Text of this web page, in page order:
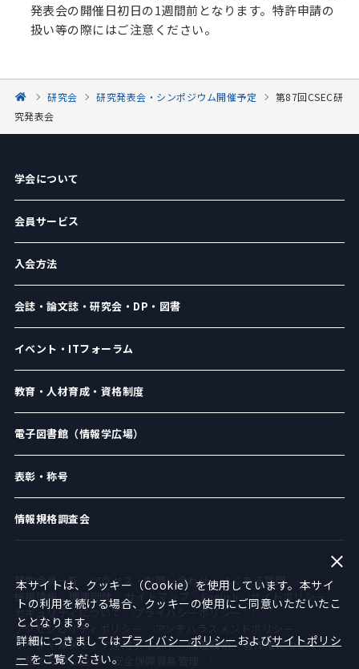
発表会の開催日初日の1週間前となります。特許申請の
扱い等の際にはご注意ください。
研究会 研究発表会・シンポジウム開催予定
第87回CSEC研
究発表会
学会について
会員サービス
入会方法
会誌・論文誌・研究会・DP・図書
イベント・ITフォーラム
教育・人材育成・資格制度
電子図書館（情報学広場）
表彰・称号
情報規格調査会
賛助会員一覧 アクセス・お問い合わせ
よくある質問
採用情報
関連団体 サイトマップ English
サイトポリシー
セキュリティについて
プライバシーポリシー
アクセシビリティポリシー
ソーシャルメディア運用ポリシー
倫理綱領
著作権について
広告のお申し込み
安全保障貿易管理
本サイトは、クッキー（Cookie）を使用しています。本サイ
トの利用を続ける場合、クッキーの使用にご同意いただいたこ
ととなります。
詳細につきましてはプライバシーポリシー およびサイトポリシ
ー をご覧ください。